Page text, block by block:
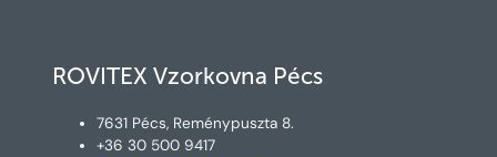
ROVITEX Vzorkovna Pécs
7631 Pécs, Reménypuszta 8.
+36 30 500 9417